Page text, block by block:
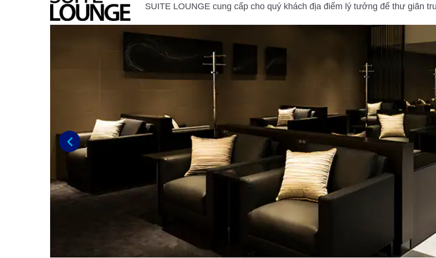
SUITE LOUNGE cung cấp cho quý khách địa điểm lý tưởng để thư giãn
Previous